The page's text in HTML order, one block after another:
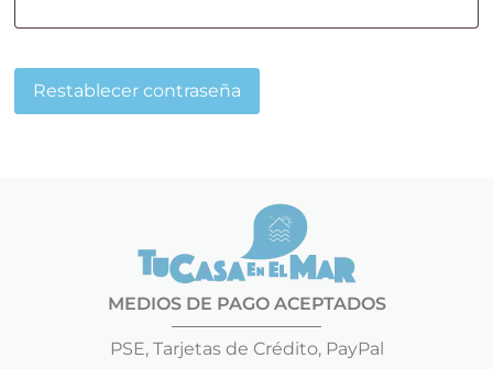
Restablecer contraseña
MEDIOS DE PAGO ACEPTADOS
PSE, Tarjetas de Crédito, PayPal